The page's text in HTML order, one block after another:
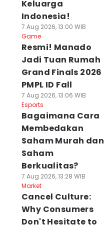
Keluarga
Indonesia!
7 Aug 2026, 13:00 WIB
Game
Resmi! Manado
Jadi Tuan Rumah
Grand Finals 2026
PMPL ID Fall
7 Aug 2026, 13:06 WIB
Esports
Bagaimana Cara
Membedakan
Saham Murah dan
Saham
Berkualitas?
7 Aug 2026, 13:28 WIB
Market
Cancel Culture:
Why Consumers
Don't Hesitate to